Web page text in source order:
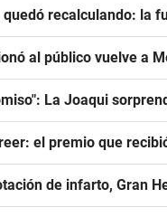
recalculando: la
al público vuelve a
La Joaqui
el premio que
de infarto, Gran